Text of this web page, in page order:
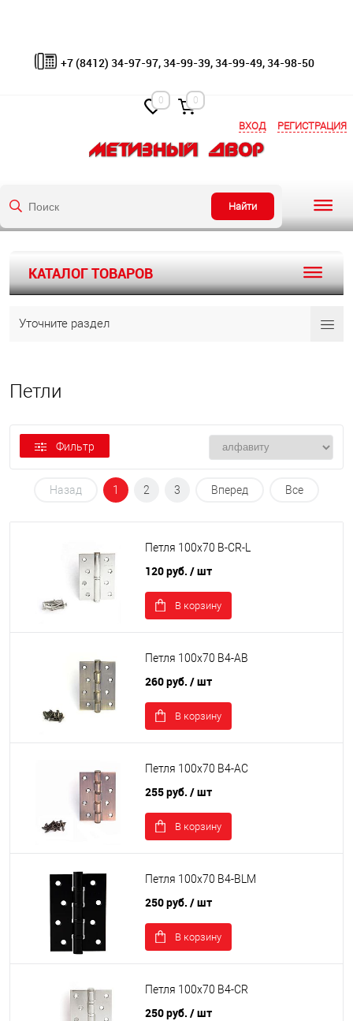
ВХОД РЕГИСТРАЦИЯ
Найти
+7 (8412) 34-97-97, 34-99-39, 34-99-49, 34-98-50
0 0
КАТАЛОГ ТОВАРОВ
Уточните раздел
Петли
Фильтр
Назад 1 2 3 Вперед Все
Петля 100х70 B-CR-L
120 руб. / шт
В корзину
Петля 100х70 B4-AB
260 руб. / шт
В корзину
Петля 100х70 B4-AС
255 руб. / шт
В корзину
Петля 100х70 B4-BLM
250 руб. / шт
В корзину
Петля 100х70 B4-CR
250 руб. / шт